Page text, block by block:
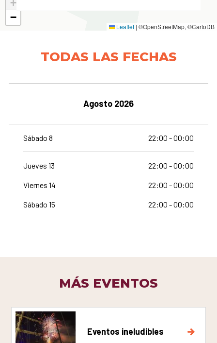
+
−
Leaflet | ©OpenStreetMap, ©CartoDB
TODAS LAS FECHAS
Agosto 2026
Sábado 8 22:00 - 00:00
Jueves 13 22:00 - 00:00
Viernes 14 22:00 - 00:00
Sábado 15 22:00 - 00:00
MÁS EVENTOS
Eventos ineludibles